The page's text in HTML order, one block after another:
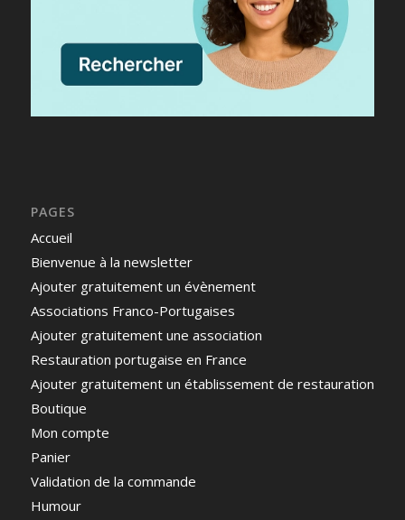
PAGES
Accueil
Bienvenue à la newsletter
Ajouter gratuitement un évènement
Associations Franco-Portugaises
Ajouter gratuitement une association
Restauration portugaise en France
Ajouter gratuitement un établissement de restauration
Boutique
Mon compte
Panier
Validation de la commande
Humour